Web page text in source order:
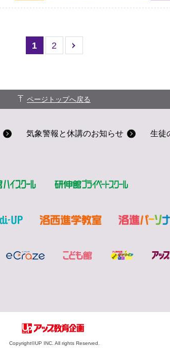
1 2
ページトップへ戻る
気象警報と休講のお知らせ 生徒
Copyright©︎UP INC. All rights Reserved.